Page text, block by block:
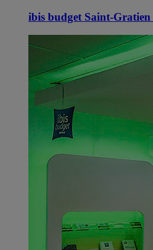
ibis budget Saint-Gratien